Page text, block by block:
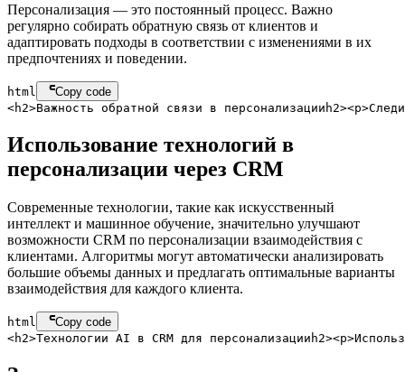
Персонализация — это постоянный процесс. Важно
регулярно собирать обратную связь от клиентов и
адаптировать подходы в соответствии с изменениями в их
предпочтениях и поведении.
html
Copy code
<h2>Важность обратной связи в персонализации h2><p>
Использование технологий в
персонализации через CRM
Современные технологии, такие как искусственный
интеллект и машинное обучение, значительно улучшают
возможности CRM по персонализации взаимодействия с
клиентами. Алгоритмы могут автоматически анализировать
большие объемы данных и предлагать оптимальные варианты
взаимодействия для каждого клиента.
html
Copy code
<h2>Технологии AI в CRM для персонализации h2><p>